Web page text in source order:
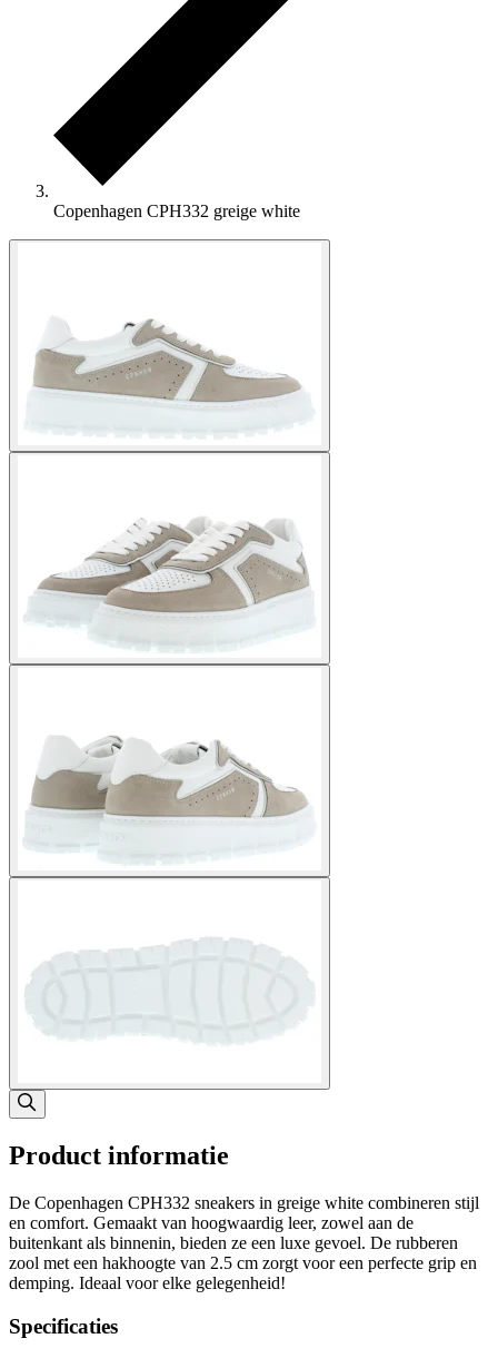
Copenhagen CPH332 greige white
Product informatie
De Copenhagen CPH332 sneakers in greige white combineren stijl
en comfort. Gemaakt van hoogwaardig leer, zowel aan de
buitenkant als binnenin, bieden ze een luxe gevoel. De rubberen
zool met een hakhoogte van 2.5 cm zorgt voor een perfecte grip en
demping. Ideaal voor elke gelegenheid!
Specificaties